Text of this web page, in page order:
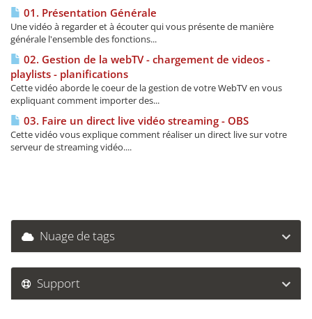
01. Présentation Générale
Une vidéo à regarder et à écouter qui vous présente de manière
générale l'ensemble des fonctions...
02. Gestion de la webTV - chargement de videos -
playlists - planifications
Cette vidéo aborde le coeur de la gestion de votre WebTV en vous
expliquant comment importer des...
03. Faire un direct live vidéo streaming - OBS
Cette vidéo vous explique comment réaliser un direct live sur votre
serveur de streaming vidéo....
Nuage de tags
Support